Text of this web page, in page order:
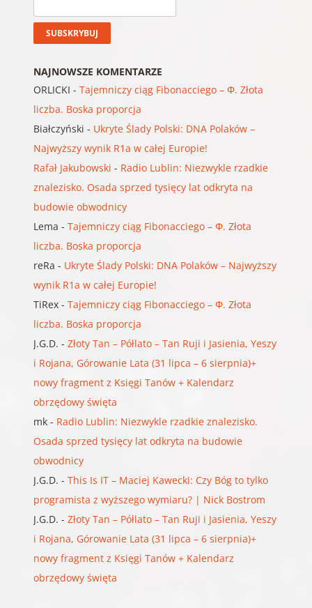
NAJNOWSZE KOMENTARZE
ORLICKI - Tajemniczy ciąg Fibonacciego – Φ. Złota
liczba. Boska proporcja
Białczyński - Ukryte Ślady Polski: DNA Polaków –
Najwyższy wynik R1a w całej Europie!
Rafał Jakubowski - Radio Lublin: Niezwykle rzadkie
znalezisko. Osada sprzed tysięcy lat odkryta na
budowie obwodnicy
Lema - Tajemniczy ciąg Fibonacciego – Φ. Złota
liczba. Boska proporcja
reRa - Ukryte Ślady Polski: DNA Polaków – Najwyższy
wynik R1a w całej Europie!
TiRex- Tajemniczy ciąg Fibonacciego – Φ. Złota
liczba. Boska proporcja
J.G.D. - Złoty Tan – Półlato – Tan Ruji i Jasienia, Yeszy
i Rojana, Górowanie Lata (31 lipca – 6 sierpnia)+
nowy fragment z Księgi Tanów + Kalendarz
obrzędowy święta
mk- Radio Lublin: Niezwykle rzadkie znalezisko.
Osada sprzed tysięcy lat odkryta na budowie
obwodnicy
J.G.D. - This Is IT – Maciej Kawecki: Czy Bóg to tylko
programista z wyższego wymiaru? | Nick Bostrom
J.G.D. - Złoty Tan – Półlato – Tan Ruji i Jasienia, Yeszy
i Rojana, Górowanie Lata (31 lipca – 6 sierpnia)+
nowy fragment z Księgi Tanów + Kalendarz
obrzędowy święta